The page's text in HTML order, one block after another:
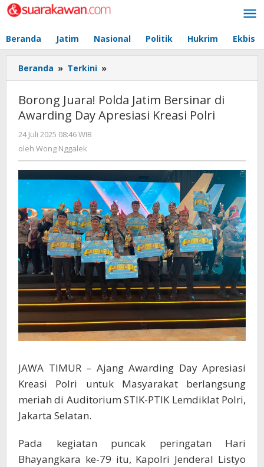
Lewati
ke
Beranda Jatim Nasional Politik Hukrim Ekbis
Beranda » Terkini »
Juara!
Polda
Jatim
Bersinar
Kreasi
Polri
Borong Juara! Polda Jatim Bersinar di
Awarding Day Apresiasi Kreasi Polri
24 Juli 2025 08:46 WIB
oleh Wong Nggalek
JAWA TIMUR – Ajang Awarding Day Apresiasi
Kreasi Polri untuk Masyarakat berlangsung
meriah di Auditorium STIK-PTIK Lemdiklat Polri,
Jakarta Selatan.
Pada kegiatan puncak peringatan Hari
Bhayangkara ke-79 itu, Kapolri Jenderal Listyo